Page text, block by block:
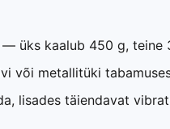
üks kaalub 450 g, teine
või metallitüki
lisades täiendavat